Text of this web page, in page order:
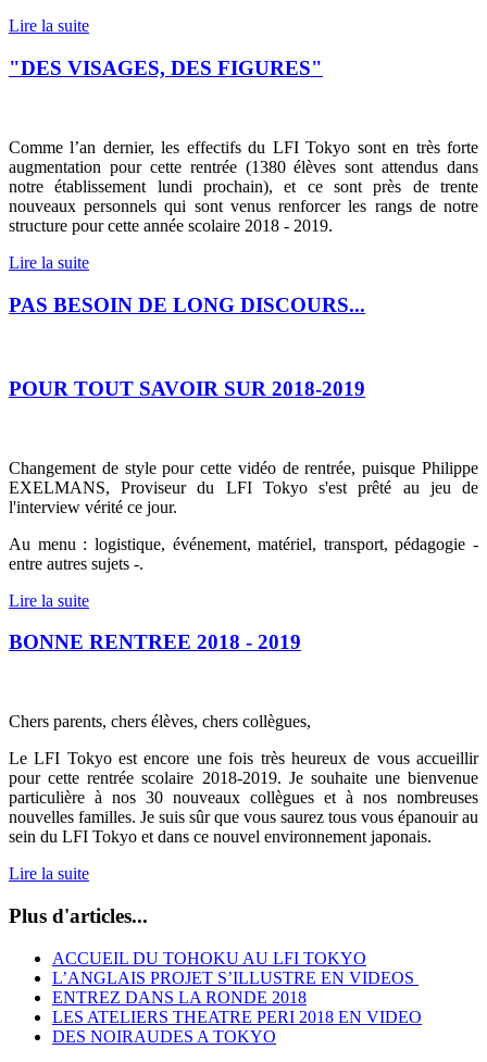
Lire la suite
"DES VISAGES, DES FIGURES"
Comme l’an dernier, les effectifs du LFI Tokyo sont en très forte
augmentation pour cette rentrée (1380 élèves sont attendus dans
notre établissement lundi prochain), et ce sont près de trente
nouveaux personnels qui sont venus renforcer les rangs de notre
structure pour cette année scolaire 2018 - 2019.
Lire la suite
PAS BESOIN DE LONG DISCOURS...
POUR TOUT SAVOIR SUR 2018-2019
Changement de style pour cette vidéo de rentrée, puisque Philippe
EXELMANS, Proviseur du LFI Tokyo s'est prêté au jeu de
l'interview vérité ce jour.
Au menu : logistique, événement, matériel, transport, pédagogie -
entre autres sujets -.
Lire la suite
BONNE RENTREE 2018 - 2019
Chers parents, chers élèves, chers collègues,
Le LFI Tokyo est encore une fois très heureux de vous accueillir
pour cette rentrée scolaire 2018-2019. Je souhaite une bienvenue
particulière à nos 30 nouveaux collègues et à nos nombreuses
nouvelles familles. Je suis sûr que vous saurez tous vous épanouir au
sein du LFI Tokyo et dans ce nouvel environnement japonais.
Lire la suite
Plus d'articles...
ACCUEIL DU TOHOKU AU LFI TOKYO
L’ANGLAIS PROJET S’ILLUSTRE EN VIDEOS
ENTREZ DANS LA RONDE 2018
LES ATELIERS THEATRE PERI 2018 EN VIDEO
DES NOIRAUDES A TOKYO